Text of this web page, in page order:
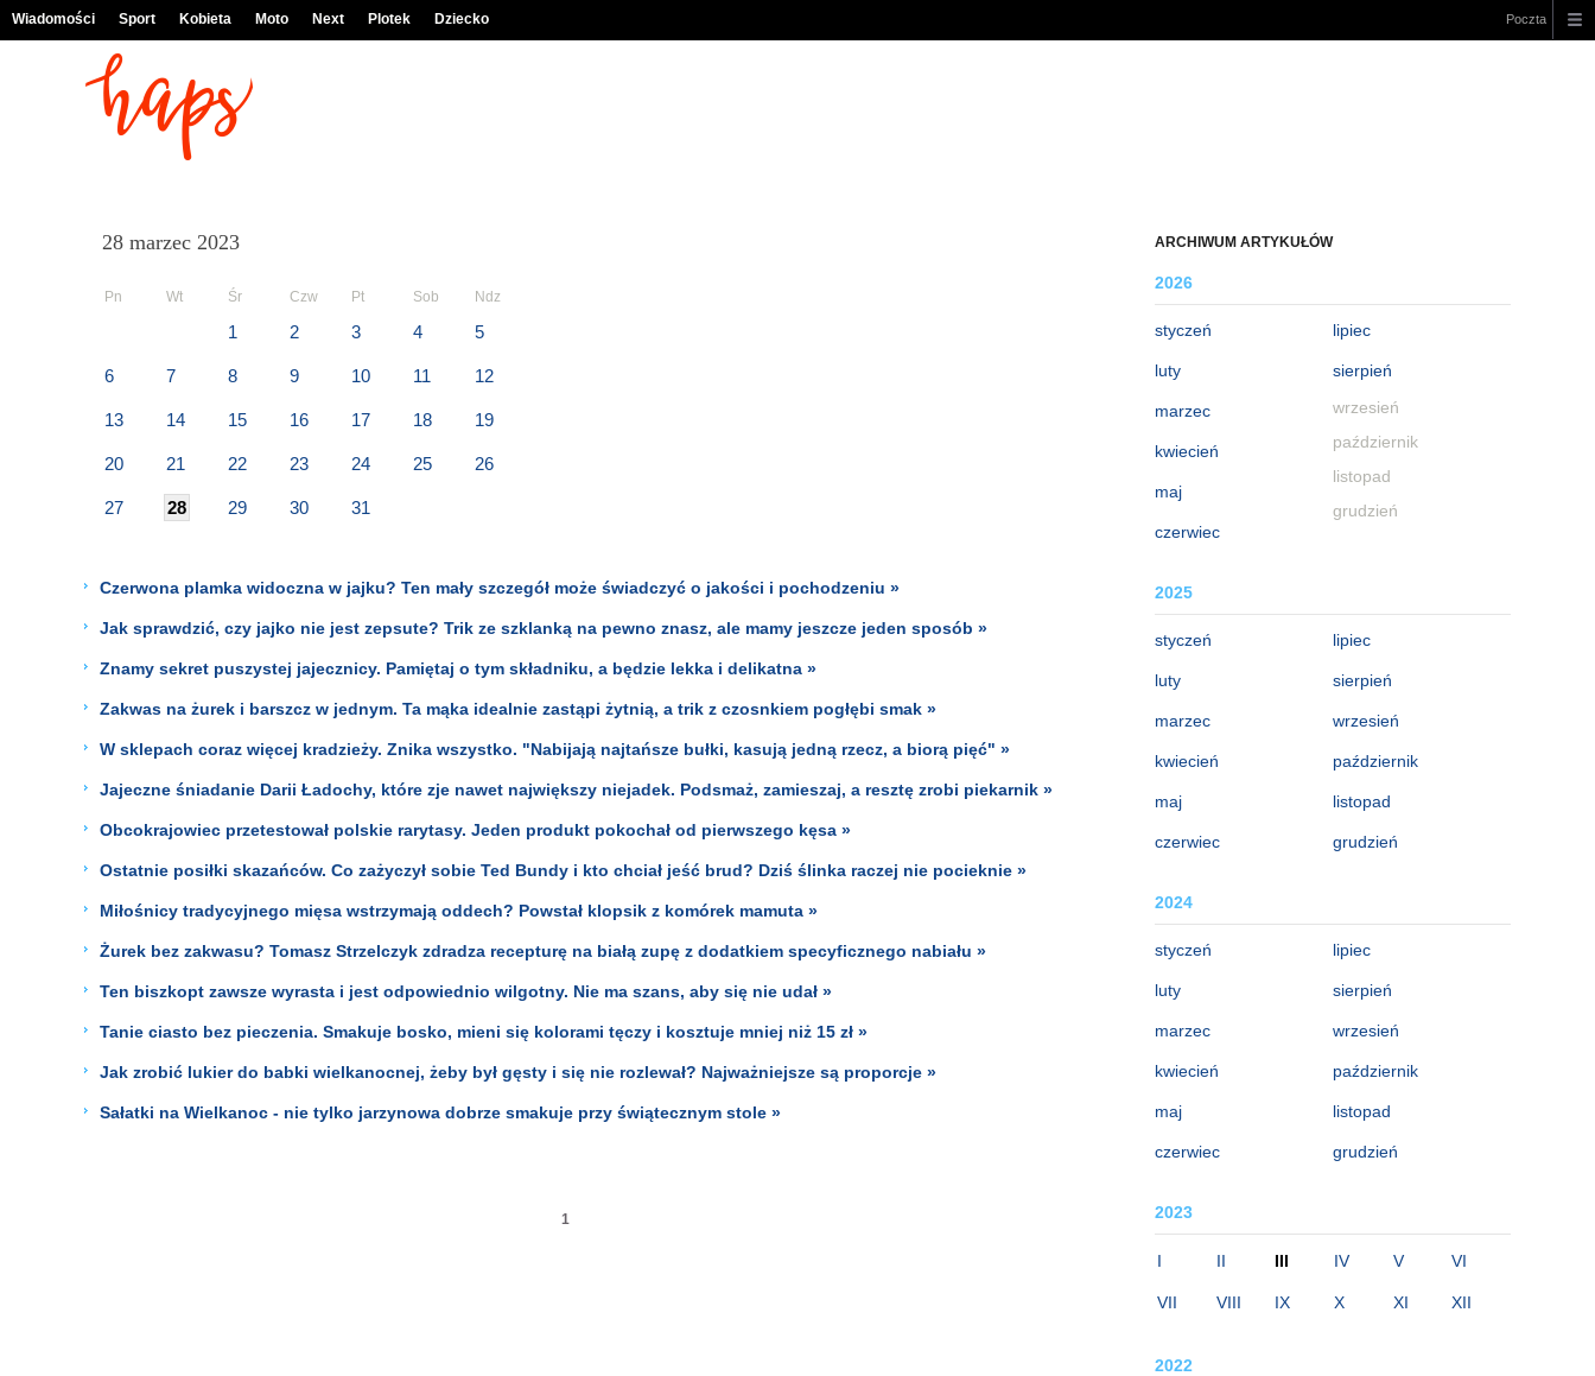
Wiadomości Sport Kobieta Moto Next Plotek Dziecko Poczta
ARCHIWUM ARTYKUŁÓW
2026
styczeń
luty
marzec
kwiecień
maj
czerwiec
lipiec
sierpień
wrzesień
październik
listopad
grudzień
2025
styczeń
luty
marzec
kwiecień
maj
czerwiec
lipiec
sierpień
wrzesień
październik
listopad
grudzień
2024
styczeń
luty
marzec
kwiecień
maj
czerwiec
lipiec
sierpień
wrzesień
październik
listopad
grudzień
2023
I II III IV V VI
VII VIII IX X XI XII
2022
28 marzec 2023
Pn Wt Śr Czw Pt Sob Ndz
1 2 3 4 5
6 7 8 9 10 11 12
13 14 15 16 17 18 19
20 21 22 23 24 25 26
27 28 29 30 31
Czerwona plamka widoczna w jajku? Ten mały szczegół może świadczyć o jakości i pochodzeniu »
Jak sprawdzić, czy jajko nie jest zepsute? Trik ze szklanką na pewno znasz, ale mamy jeszcze jeden sposób »
Znamy sekret puszystej jajecznicy. Pamiętaj o tym składniku, a będzie lekka i delikatna »
Zakwas na żurek i barszcz w jednym. Ta mąka idealnie zastąpi żytnią, a trik z czosnkiem pogłębi smak »
W sklepach coraz więcej kradzieży. Znika wszystko. "Nabijają najtańsze bułki, kasują jedną rzecz, a biorą pięć" »
Jajeczne śniadanie Darii Ładochy, które zje nawet największy niejadek. Podsmaż, zamieszaj, a resztę zrobi piekarnik »
Obcokrajowiec przetestował polskie rarytasy. Jeden produkt pokochał od pierwszego kęsa »
Ostatnie posiłki skazańców. Co zażyczył sobie Ted Bundy i kto chciał jeść brud? Dziś ślinka raczej nie pocieknie »
Miłośnicy tradycyjnego mięsa wstrzymają oddech? Powstał klopsik z komórek mamuta »
Żurek bez zakwasu? Tomasz Strzelczyk zdradza recepturę na białą zupę z dodatkiem specyficznego nabiału »
Ten biszkopt zawsze wyrasta i jest odpowiednio wilgotny. Nie ma szans, aby się nie udał »
Tanie ciasto bez pieczenia. Smakuje bosko, mieni się kolorami tęczy i kosztuje mniej niż 15 zł »
Jak zrobić lukier do babki wielkanocnej, żeby był gęsty i się nie rozlewał? Najważniejsze są proporcje »
Sałatki na Wielkanoc - nie tylko jarzynowa dobrze smakuje przy świątecznym stole »
1